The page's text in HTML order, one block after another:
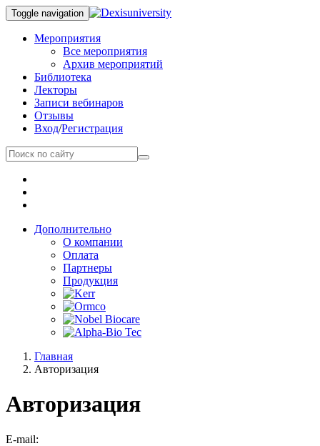
Toggle navigation
Мероприятия
Все мероприятия
Архив мероприятий
Библиотека
Лекторы
Записи вебинаров
Отзывы
Вход/Регистрация
Дополнительно
О компании
Оплата
Партнеры
Продукция
Главная
Авторизация
Авторизация
E-mail: